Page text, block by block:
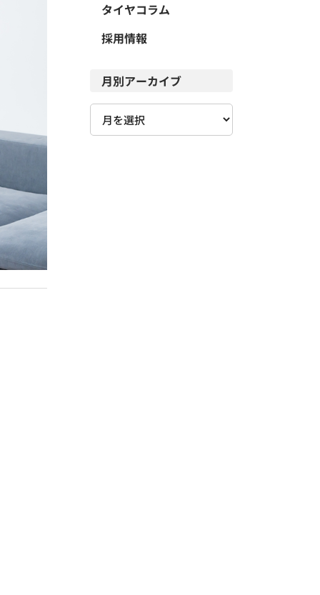
タイヤコラム
採用情報
月別アーカイブ